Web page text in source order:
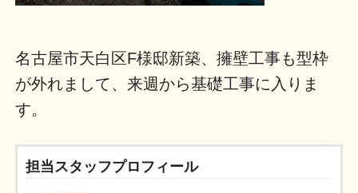
名古屋市天白区F様邸新築、擁壁工事も型枠
が外れまして、来週から基礎工事に入りま
す。
担当スタッフプロフィール